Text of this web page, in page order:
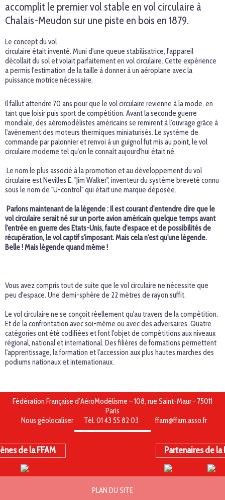
accomplit le premier vol stable en vol circulaire à
Chalais-Meudon sur une piste en bois en 1879.
Le concept du vol
circulaire était inventé. Muni d'une queue stabilisatrice, l'appareil
décollait du sol et volait parfaitement en vol circulaire. Cette expérience
a permis l'estimation de la taille à donner à un aéroplane avec la
puissance motrice nécessaire.
Il fallut attendre 70 ans pour que le vol circulaire revienne à la mode, en
tant que loisir puis sport de compétition. Avant la seconde guerre
mondiale, des aéromodélistes américains se remirent à l'ouvrage grâce à
l'avènement des moteurs thermiques miniaturisés. Le système de
commande par palonnier et renvoi à un guignol fut mis au point, le vol
circulaire moderne tel qu'on le connaît aujourd'hui était né.
Le nom le plus associé à la promotion et au développement du vol
circulaire est Nevilles E. "Jim Walker", inventeur du système breveté connu
sous le nom de "U-control" qui était une marque déposée.
Parlons maintenant de la légende : Il est courant d'entendre dire que le
vol circulaire serait né sur un porte avion américain quelque temps avant
l'entrée en guerre des Etats-Unis, faute d'espace et de possibilités de
récupération, le vol captif s'imposant. Mais cela n'est qu'une légende.
Belle ! Mais légende quand même !
Vous avez compris tout de suite que le vol circulaire ne nécessite que
peu d'espace. Une demi-sphère de 22 mètres de rayon suffit.
Le vol circulaire ne se conçoit réellement qu'au travers de la compétition.
Et de la confrontation avec soi-même ou avec des adversaires. Quatre
catégories ont été codifiées et font l'objet de compétitions aux niveaux
régional, national et international. Des filières de formations permettent
l'apprentissage, la formation et l'accession aux plus hautes marches des
podiums nationaux et internationaux.
Fédération Française d’AéroModélisme – 108, rue Saint-Maur - 75011
Paris
Nous géolocaliser
Tél. 01 43 55 82 03 ffam@ffam.asso.fr
de la FFAM Partenaires de la
PLAN DU SITE